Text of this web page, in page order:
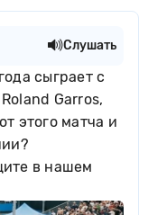
Слушать
сыграет с
Garros,
этого матча и
в нашем